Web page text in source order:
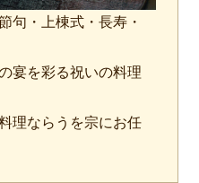
句・上棟式・長寿・
宴を彩る祝いの料理
理ならうを宗にお任